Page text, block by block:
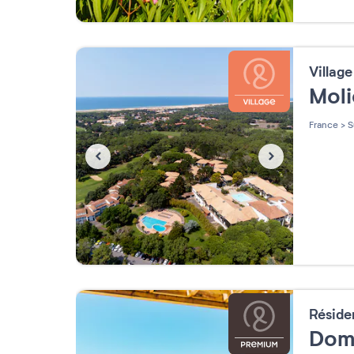
Village
France >